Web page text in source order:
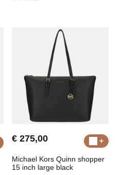
€ 275,00
Michael Kors Quinn shopper
15 inch large black